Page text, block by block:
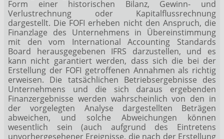
Form einer historischen Bilanz, Gewinn- und
Verlustrechnung oder Kapitalflussrechnung
dargestellt. Die FOFI erheben nicht den Anspruch, die
Finanzlage des Unternehmens in Übereinstimmung
mit den vom International Accounting Standards
Board herausgegebenen IFRS darzustellen, und es
kann nicht garantiert werden, dass sich die bei der
Erstellung der FOFI getroffenen Annahmen als richtig
erweisen. Die tatsächlichen Betriebsergebnisse des
Unternehmens und die sich daraus ergebenden
Finanzergebnisse werden wahrscheinlich von den in
der vorgelegten Analyse dargestellten Beträgen
abweichen, und solche Abweichungen können
wesentlich sein (auch aufgrund des Eintretens
unvorhergesehener Ereignisse, die nach der Erstellung